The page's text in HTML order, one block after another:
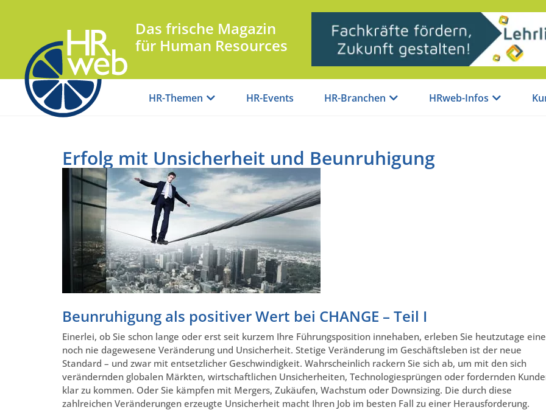
Das frische Magazin
für Human Resources
HR-Themen HR-Events HR-Branchen HRweb-Infos
Erfolg mit Unsicherheit und Beunruhigung
Beunruhigung als positiver Wert bei CHANGE – Teil I
Einerlei, ob Sie schon lange oder erst seit kurzem Ihre Führungsposition innehaben, erleben Sie heutzutage eine
noch nie dagewesene Veränderung und Unsicherheit. Stetige Veränderung im Geschäftsleben ist der neue
Standard – und zwar mit entsetzlicher Geschwindigkeit. Wahrscheinlich rackern Sie sich ab, um mit den sich
verändernden globalen Märkten, wirtschaftlichen Unsicherheiten, Technologiesprüngen oder fordernden
klar zu kommen. Oder Sie kämpfen mit Mergers, Zukäufen, Wachstum oder Downsizing. Die durch diese
zahlreichen Veränderungen erzeugte Unsicherheit macht Ihren Job im besten Fall zu einer Herausforderung.